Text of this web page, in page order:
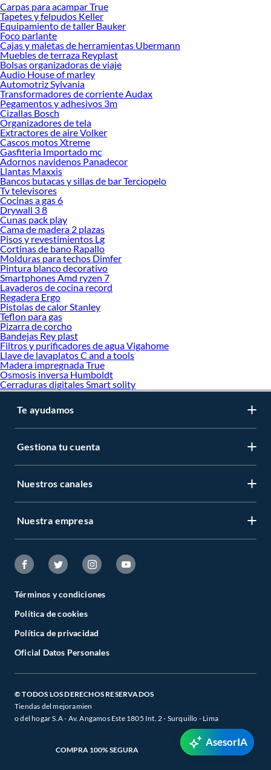
Carpas para acampar True
Tapetes y felpudos Keller
Equipamiento de taller Bauker
Foco parlante
Cajas y maletas de herramientas Ubermann
Muebles de terraza Reyplast
Bolsas organizadoras de viaje
Audio House of marley
Automotriz Sylvania
Transformadores de corriente Audax
Pegamentos y adhesivos 3m
Cizallas Bosch
Organizadores de tela
Extractores de aire Volker
Cascos motos Xtreme
Gasfiteria Importado mc
Adornos navidenos Panadecor
Llantas Maxxis
Bancos butacas y sillas de bar Terciopelo
Tv televisores
Cocinas a gas 6
Drywall 3 8
Cunas pack play
Cama de madera 2 plazas
Pisos y revestimientos Lg
Cortinas de bano Rapallo
Molduras para techos Dimfer
Pintura blanco decorativo
Smartphones Amd ryzen 7
Lavaderos de cocina record
Regadera Ergo
Pistolas de calor Stanley
Teflon para gas
Pizarra de corcho
Bandejas Rey plast
Filtros y purificadores de agua Vigahome
Llave de lavaplatos C and a tools
Madera impregnada True
Osmosis inversa Humboldt
Cerraduras digitales Smart solity
Te ayudamos
Gestiona tu cuenta
Nuestros canales
Nuestra empresa
Términos y condiciones
Política de cookies
Política de privacidad
Oficial Datos Personales
© TODOS LOS DERECHOS RESERVADOS
Tiendas del mejoramien
o del hogar S.A - Av. Angamos Este 1805 Int. 2 - Surquillo - Lima
COMPRA 100% SEGURA
AsesorIA